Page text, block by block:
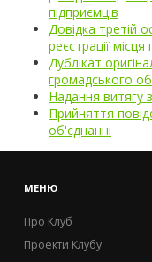
підприємців
Довідка третій
реєстрації
Дублікат
громадського
Надання витягу
Прийняття
об'єднанні
МЕНЮ
Про Клуб
Проекти Клубу